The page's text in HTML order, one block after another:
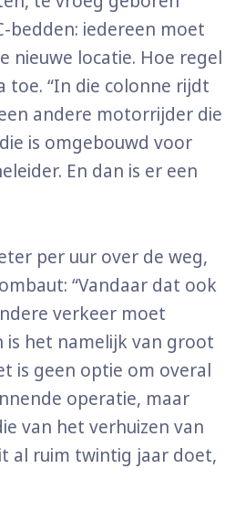
bedden: iedereen moet
nieuwe locatie. Hoe regel
toe. “In die colonne rijdt
andere motorrijder die
is omgebouwd voor
En dan is er een
per uur over de weg,
“Vandaar dat ook
verkeer moet
het namelijk van groot
is geen optie om overal
operatie, maar
van het verhuizen van
al ruim twintig jaar doet,